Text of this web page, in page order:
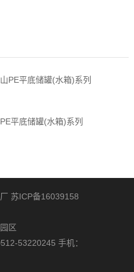
PE平底储罐(水箱)系列
平底储罐(水箱)系列
苏ICP备16039158
区
53220245 手机：